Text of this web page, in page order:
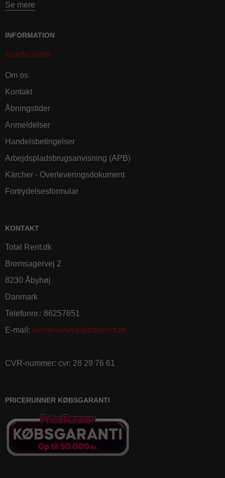
Se mere
INFORMATION
Kundecenter
Om os
Kontakt
Åbningstider
Anmeldelser
Handelsbetingelser
Arbejdspladsbrugsanvisning (APB)
Kärcher - Overleveringsdokument
Fortrydelsesformular
KONTAKT
Total Rent.dk
Bremsagervej 2
8230 Åbyhøj
Danmark
Telefonnr.: 86257651
E-mail : kundeservice@totalrent.dk
CVR-nummer: cvr: 28 29 76 61
PRICERUNNER KØBSGARANTI